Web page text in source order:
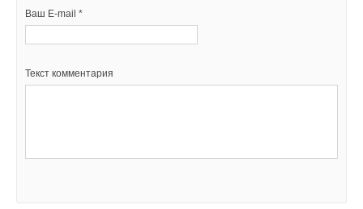
Ваш E-mail *
Текст комментария